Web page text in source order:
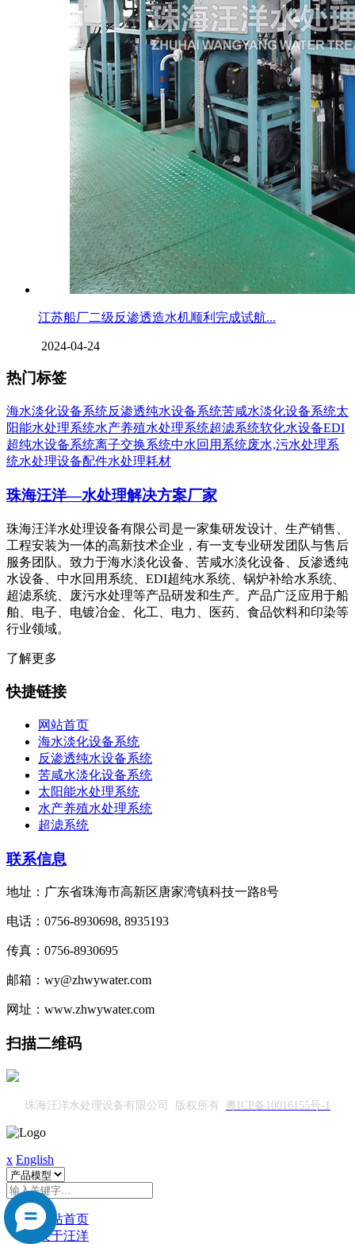
江苏船厂二级反渗透造水机顺利完成试航...
2024-04-24
热门标签
海水淡化设备系统反渗透纯水设备系统苦咸水淡化设备系统太
阳能水处理系统水产养殖水处理系统超滤系统软化水设备EDI
超纯水设备系统离子交换系统中水回用系统废水,污水处理系
统水处理设备配件水处理耗材
珠海汪洋—水处理解决方案厂家
珠海汪洋水处理设备有限公司是一家集研发设计、生产销售、
工程安装为一体的高新技术企业，有一支专业研发团队与售后
服务团队。致力于海水淡化设备、苦咸水淡化设备、反渗透纯
水设备、中水回用系统、EDI超纯水系统、锅炉补给水系统、
超滤系统、废污水处理等产品研发和生产。产品广泛应用于船
舶、电子、电镀冶金、化工、电力、医药、食品饮料和印染等
行业领域。
了解更多
快捷链接
网站首页
海水淡化设备系统
反渗透纯水设备系统
苦咸水淡化设备系统
太阳能水处理系统
水产养殖水处理系统
超滤系统
联系信息
地址：广东省珠海市高新区唐家湾镇科技一路8号
电话：0756-8930698, 8935193
传真：0756-8930695
邮箱：wy@zhwywater.com
网址：www.zhwywater.com
扫描二维码
珠海汪洋水处理设备有限公司 版权所有 粤ICP备10016155号-1
x English
网站首页
关于汪洋